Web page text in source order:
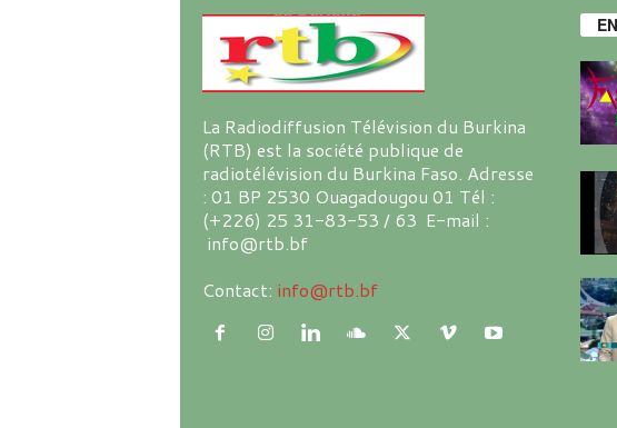
La Radiodiffusion Télévision du Burkina
(RTB) est la société publique de
radiotélévision du Burkina Faso. Adresse
: 01 BP 2530 Ouagadougou 01 Tél :
(+226) 25 31-83-53 / 63 E-mail :
info@rtb.bf
Contact: info@rtb.bf